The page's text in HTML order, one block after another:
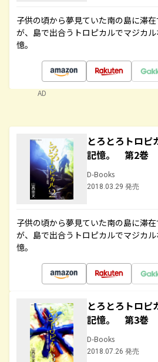
子供の頃から夢見ていた南の島に滞
が、島で出合うトロピカルでマジカ
憶。
AD
とろとろトロ
記憶。 第2巻
D-Books
2018.03.29 発売
子供の頃から夢見ていた南の島に滞
が、島で出合うトロピカルでマジカ
憶。
とろとろトロ
記憶。 第3巻
D-Books
2018.07.26 発売